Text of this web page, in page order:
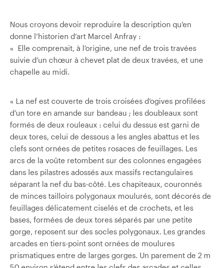
Nous croyons devoir reproduire la description qu’en
donne l’historien d’art Marcel Anfray :
« Elle comprenait, à l’origine, une nef de trois travées
suivie d’un chœur à chevet plat de deux travées, et une
chapelle au midi.
« La nef est couverte de trois croisées d’ogives profilées
d’un tore en amande sur bandeau ; les doubleaux sont
formés de deux rouleaux : celui du dessus est garni de
deux tores, celui de dessous a les angles abattus et les
clefs sont ornées de petites rosaces de feuillages. Les
arcs de la voûte retombent sur des colonnes engagées
dans les pilastres adossés aux massifs rectangulaires
séparant la nef du bas-côté. Les chapiteaux, couronnés
de minces tailloirs polygonaux moulurés, sont décorés de
feuillages délicatement ciselés et de crochets, et les
bases, formées de deux tores séparés par une petite
gorge, reposent sur des socles polygonaux. Les grandes
arcades en tiers-point sont ornées de moulures
prismatiques entre de larges gorges. Un parement de 2 m